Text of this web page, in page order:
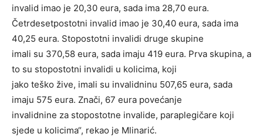
invalid imao je 20,30 eura, sada ima 28,70 eura.
Četrdesetpostotni invalid imao je 30,40 eura, sada ima
40,25 eura. Stopostotni invalidi druge skupine
imali su 370,58 eura, sada imaju 419 eura. Prva skupina, a
to su stopostotni invalidi u kolicima, koji
jako teško žive, imali su invalidninu 507,65 eura, sada
imaju 575 eura. Znači, 67 eura povećanje
invalidnine za stopostotne invalide, paraplegičare koji
sjede u kolicima“, rekao je Mlinarić.